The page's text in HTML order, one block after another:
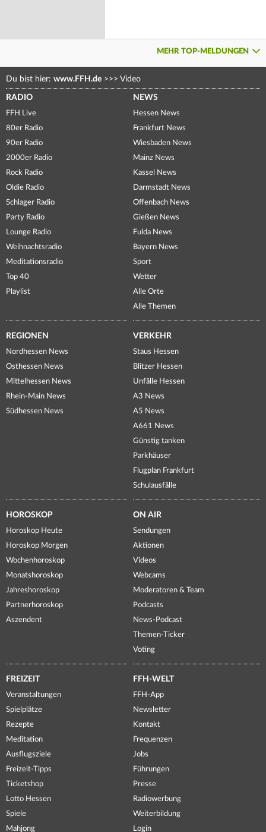
MEHR TOP-MELDUNGEN
Du bist hier: www.FFH.de >>> Video
RADIO
FFH Live
80er Radio
90er Radio
2000er Radio
Rock Radio
Oldie Radio
Schlager Radio
Party Radio
Lounge Radio
Weihnachtsradio
Meditationsradio
Top 40
Playlist
NEWS
Hessen News
Frankfurt News
Wiesbaden News
Mainz News
Kassel News
Darmstadt News
Offenbach News
Gießen News
Fulda News
Bayern News
Sport
Wetter
Alle Orte
Alle Themen
REGIONEN
Nordhessen News
Osthessen News
Mittelhessen News
Rhein-Main News
Südhessen News
VERKEHR
Staus Hessen
Blitzer Hessen
Unfälle Hessen
A3 News
A5 News
A661 News
Günstig tanken
Parkhäuser
Flugplan Frankfurt
Schulausfälle
HOROSKOP
Horoskop Heute
Horoskop Morgen
Wochenhoroskop
Monatshoroskop
Jahreshoroskop
Partnerhoroskop
Aszendent
ON AIR
Sendungen
Aktionen
Videos
Webcams
Moderatoren & Team
Podcasts
News-Podcast
Themen-Ticker
Voting
FREIZEIT
Veranstaltungen
Spielplätze
Rezepte
Meditation
Ausflugsziele
Freizeit-Tipps
Ticketshop
Lotto Hessen
Spiele
Mahjong
FFH-WELT
FFH-App
Newsletter
Kontakt
Frequenzen
Jobs
Führungen
Presse
Radiowerbung
Weiterbildung
Login